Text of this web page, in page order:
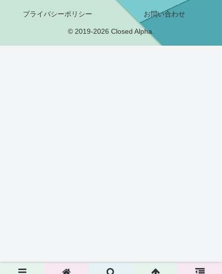
プライバシーポリシー お問い合わせ
© 2019-2026 Closed Alpha.